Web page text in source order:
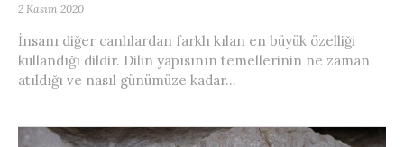
2 Kasım 2020
İnsanı diğer canlılardan farklı kılan en büyük özelliği
kullandığı dildir. Dilin yapısının temellerinin ne zaman
atıldığı ve nasıl günümüze kadar...